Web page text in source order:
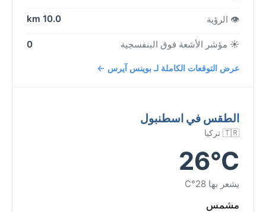
👁️ الرؤية 10.0 km
☀️ مؤشر الأشعة فوق البنفسجية 0
عرض التوقعات الكاملة لـ بوينس آيرس ←
الطقس في اسطنبول
🇹🇷 تركيا
26°C
يشعر بها 28°C
مشمس